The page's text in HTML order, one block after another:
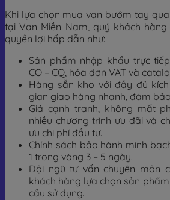
Khi lựa chọn mua van bướm tay
tại Van Miền Nam, quý khách
quyền lợi hấp dẫn như:
Sản phẩm nhập khẩu trực
CO – CQ, hóa đơn VAT và
Hàng sẵn kho với đầy đủ
gian giao hàng nhanh, đảm
Giá cạnh tranh, không mất
nhiều chương trình ưu đãi và
ưu chi phí đầu tư.
Chính sách bảo hành minh
1 trong vòng 3 – 5 ngày.
Đội ngũ tư vấn chuyên môn
khách hàng lựa chọn sản
cầu sử dụng.